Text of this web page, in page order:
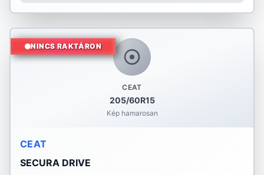
CEAT
205/60R15
Kép hamarosan
NINCS RAKTÁRON
CEAT
SECURA DRIVE